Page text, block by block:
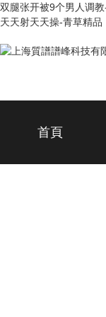
双腿张开被9个男人调
天天射天天操-青草精品
首頁